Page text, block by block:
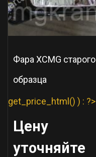
Фара XCMG старого
образца
get_price_html() ) : ?>
Цену
уточняйте